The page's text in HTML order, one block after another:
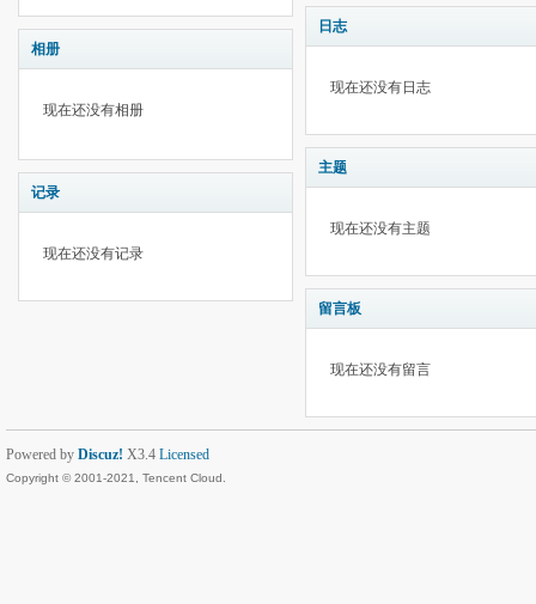
相册
现在还没有相册
记录
现在还没有记录
日志
现在还没有日志
主题
现在还没有主题
留言板
现在还没有留言
Powered by Discuz! X3.4 Licensed
Copyright © 2001-2021, Tencent Cloud.